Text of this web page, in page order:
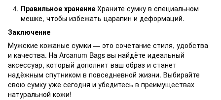
Правильное хранение Храните сумку в специальном
мешке, чтобы избежать царапин и деформаций.
Заключение
Мужские кожаные сумки — это сочетание стиля, удобства
и качества. На Arcanum Bags вы найдёте идеальный
аксессуар, который дополнит ваш образ и станет
надёжным спутником в повседневной жизни. Выбирайте
свою сумку уже сегодня и убедитесь в преимуществах
натуральной кожи!